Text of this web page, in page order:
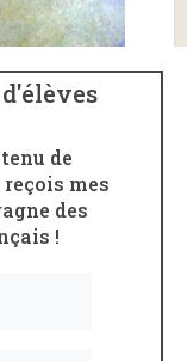
de
mes
des
!